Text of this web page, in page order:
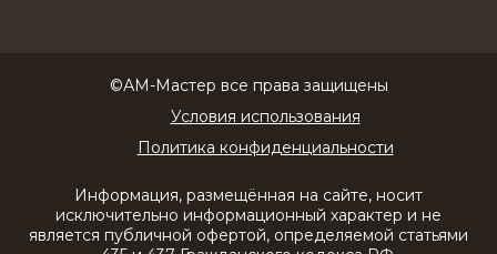
©АМ-Мастер все права защищены
Условия использования
Политика конфиденциальности
Информация, размещённая на сайте, носит
исключительно информационный характер и не
является публичной офертой, определяемой статьями